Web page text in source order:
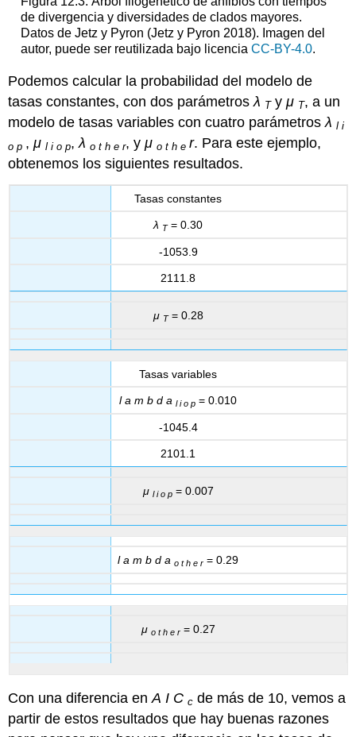
de divergencia y diversidades de clados mayores.
Datos de Jetz y Pyron (Jetz y Pyron 2018). Imagen del
autor, puede ser reutilizada bajo licencia CC-BY-4.0.
Podemos calcular la probabilidad del modelo de
tasas constantes, con dos parámetrosλ Tyμ T, a un
modelo de tasas variables con cuatro parámetrosλ l i
o p ,μ l i o p,λ o t h e r, yμ o t h e r. Para este ejemplo,
obtenemos los siguientes resultados.
Tasas constantes
λ T= 0.30
-1053.9
2111.8
μ T= 0.28
Tasas variables
l a m b d a l i o p = 0.010
-1045.4
2101.1
μ l i o p= 0.007
l a m b d a o t h e r = 0.29
μ o t h e r= 0.27
Con una diferencia enA I C c de más de 10, vemos a
partir de estos resultados que hay buenas razones